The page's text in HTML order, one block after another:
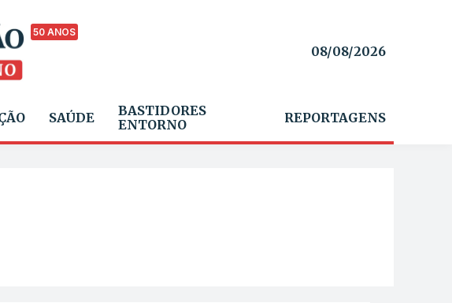
50 ANOS
08/08/2026
SAÚDE
BASTIDORES
ENTORNO
REPORTAGENS